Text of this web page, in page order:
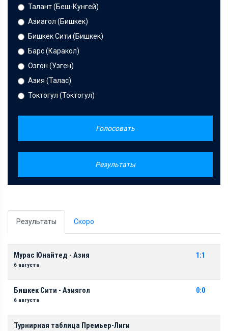
Талант (Беш-Кунгей)
Азиагол (Бишкек)
Бишкек Сити (Бишкек)
Барс (Каракол)
Озгон (Узген)
Азия (Талас)
Токтогул (Токтогул)
Голосовать
Результаты
Результаты Скоро
Мурас Юнайтед - Азия
6 августа
1:1
Бишкек Сити - Азиягол
6 августа
0:0
Турнирная таблица Премьер-Лиги